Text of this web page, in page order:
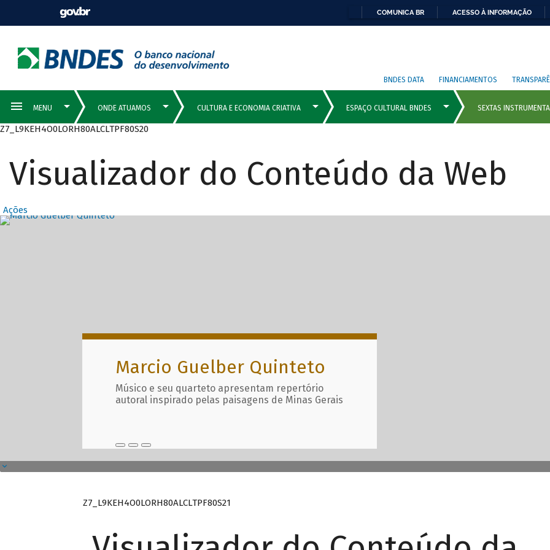
COMUNICA BR ACESSO À INFORMAÇÃO
BNDES DATA FINANCIAMENTOS
Z7_L9KEH4O0LORH80ALCLTPF80S20
Visualizador do Conteúdo da Web
Ações
Destaques Principais com
Marcio Guelber Quinteto
Músico e seu quarteto apresentam repertório
autoral inspirado pelas paisagens de Minas Gerais
Z7_L9KEH4O0LORH80ALCLTPF80S21